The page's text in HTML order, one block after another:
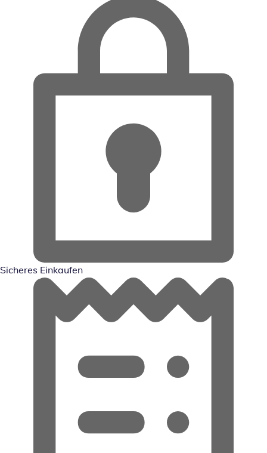
Sicheres Einkaufen